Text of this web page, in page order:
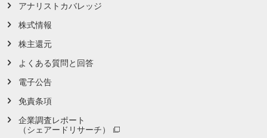
アナリストカバレッジ
株式情報
株主還元
よくある質問と回答
電子公告
免責条項
企業調査レポート
（シェアードリサーチ）